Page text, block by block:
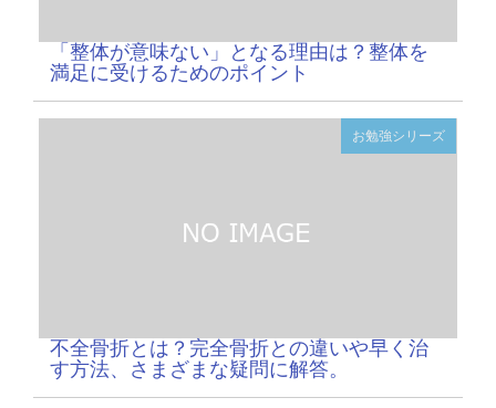
「整体が意味ない」となる理由は？整体を
満足に受けるためのポイント
お勉強シリーズ
不全骨折とは？完全骨折との違いや早く治
す方法、さまざまな疑問に解答。